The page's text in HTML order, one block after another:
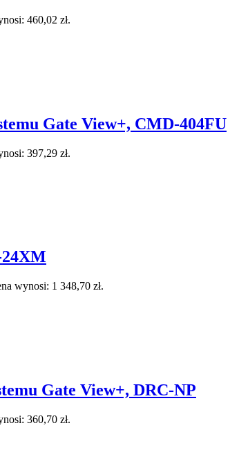
460,02 zł.
Gate View+, CMD-404FU
397,29 zł.
wynosi: 1 348,70 zł.
Gate View+, DRC-NP
360,70 zł.